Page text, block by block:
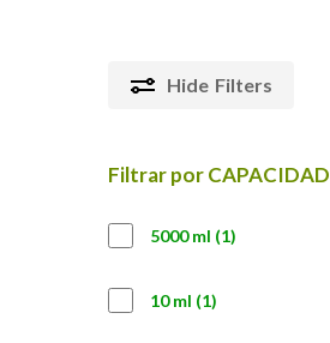
Hide Filters
Filtrar por CAPACIDAD
5000 ml 11
10 ml 11